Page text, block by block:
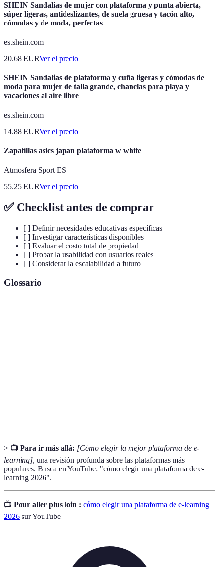
SHEIN Sandalias de mujer con plataforma y punta abierta,
súper ligeras, antideslizantes, de suela gruesa y tacón alto,
cómodas y de moda, perfectas
es.shein.com
20.68 EURVer el precio
SHEIN Sandalias de plataforma y cuña ligeras y cómodas de
moda para mujer de talla grande, chanclas para playa y
vacaciones al aire libre
es.shein.com
14.88 EURVer el precio
Zapatillas asics japan plataforma w white
Atmosfera Sport ES
55.25 EURVer el precio
✅ Checklist antes de comprar
[ ] Definir necesidades educativas específicas
[ ] Investigar características disponibles
[ ] Evaluar el costo total de propiedad
[ ] Probar la usabilidad con usuarios reales
[ ] Considerar la escalabilidad a futuro
Glossario
> 📺 Para ir más allá: [Cómo elegir la mejor plataforma de e-
learning], una revisión profunda sobre las plataformas más
populares. Busca en YouTube: "cómo elegir una plataforma de e-
learning 2026".
📺 Pour aller plus loin : cómo elegir una plataforma de e-learning
2026 sur YouTube